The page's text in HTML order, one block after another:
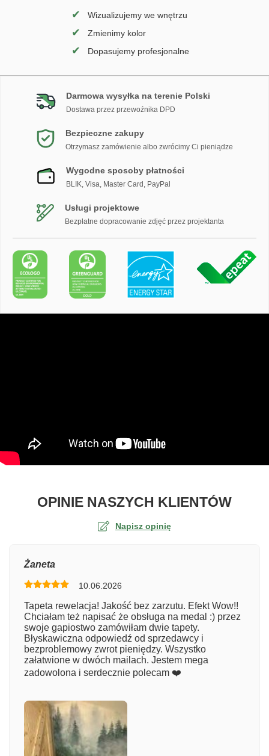
✔ Wizualizujemy we wnętrzu
✔ Zmienimy kolor
✔ Dopasujemy profesjonalne
Darmowa wysyłka na terenie Polski
Dostawa przez przewoźnika DPD
Bezpieczne zakupy
Otrzymasz zamówienie albo zwrócimy Ci pieniądze
Wygodne sposoby płatności
BLIK, Visa, Master Card, PayPal
Usługi projektowe
Bezpłatne dopracowanie zdjęć przez projektanta
OPINIE NASZYCH KLIENTÓWO
Napisz opinię
Numer zamówienia
Imię
Żaneta
10.06.2026
Tapeta rewelacja! Jakość bez zarzutu. Efekt Wow!!
Chciałam też napisać że obsługa na medal :) przez
swoje gapiostwo zamówiłam dwie tapety.
Błyskawiczna odpowiedź od sprzedawcy i
bezproblemowy zwrot pieniędzy. Wszystko
załatwione w dwóch mailach. Jestem mega
zadowolona i serdecznie polecam ❤️